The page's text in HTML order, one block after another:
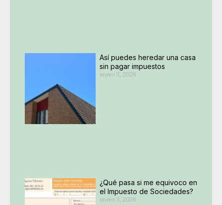
Así puedes heredar una casa
sin pagar impuestos
enero 3, 2026
¿Qué pasa si me equivoco en
el Impuesto de Sociedades?
enero 3, 2026